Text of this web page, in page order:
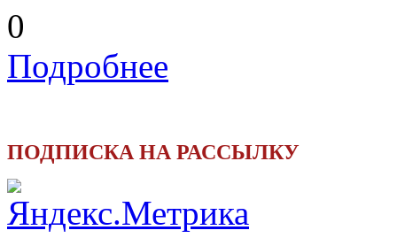
0
Подробнее
ПОДПИСКА НА РАССЫЛКУ